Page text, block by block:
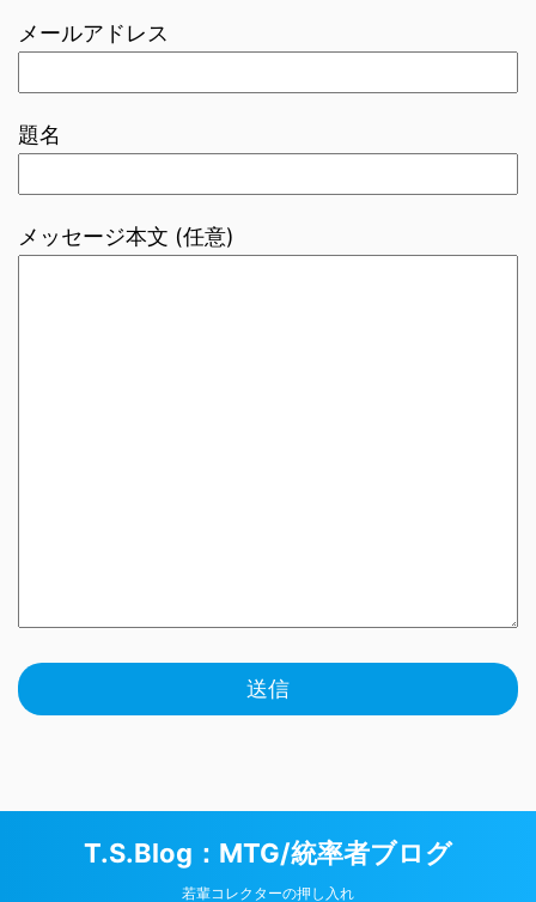
メールアドレス
題名
メッセージ本文 (任意)
T.S.Blog：MTG/統率者ブログ
若輩コレクターの押し入れ